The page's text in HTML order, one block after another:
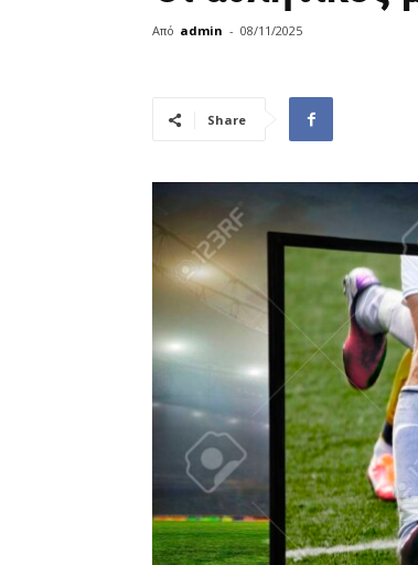
Από admin - 08/11/2025
Share